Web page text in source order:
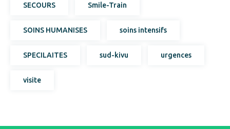
SECOURS Smile-Train
SOINS HUMANISES soins intensifs
SPECILAITES sud-kivu urgences
visite